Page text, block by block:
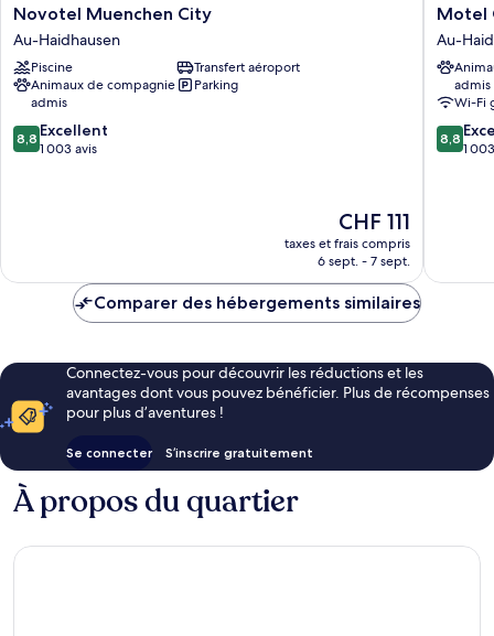
Novotel
Muenchen
City
Au-
Haidhausen
Novotel Muenchen City
Au-Haidhausen
Piscine
Transfert aéroport
Animaux de compagnie
admis
Parking
8.8
sur
8,8 Excellent
1 003 avis
Le
nouveau
prix
de
CHF 111
taxes et frais compris
6 sept. - 7 sept.
Motel
One
Au-
Motel
Au-
admis
Wi-Fi
8.8
sur
8,8
1
Comparer des hébergements similaires
Connectez-vous pour découvrir les réductions et les
avantages dont vous pouvez bénéficier. Plus de récompenses
pour plus d’aventures !
Se connecter S’inscrire gratuitement
À propos du quartier